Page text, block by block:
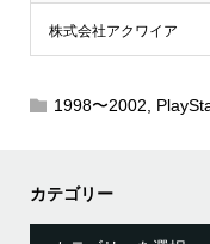
株式会社アクワイア
1998〜2002,
カテゴリー